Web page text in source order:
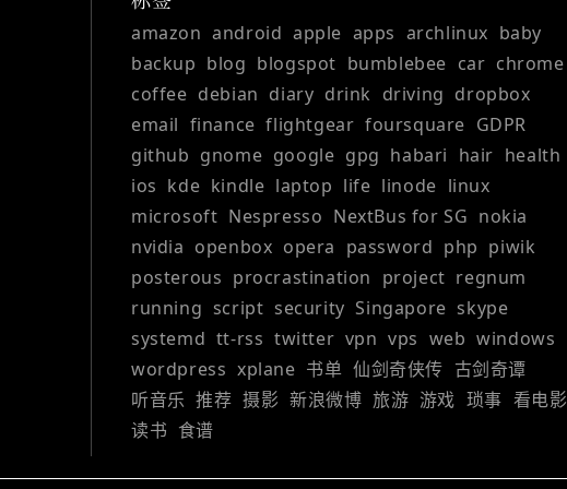
amazon android apple apps archlinux baby
backup blog blogspot bumblebee car chrome
coffee debian diary drink driving dropbox
email finance flightgear foursquare GDPR
github gnome google gpg habari hair health
ios kde kindle laptop life linode linux
microsoft Nespresso NextBus for SG nokia
nvidia openbox opera password php piwik
posterous procrastination project regnum
running script security Singapore skype
systemd tt-rss twitter vpn vps web windows
wordpress xplane 书单 仙剑奇侠传 古剑奇谭
听音乐 推荐 摄影 新浪微博 旅游 游戏 琐事 看电影
读书 食谱